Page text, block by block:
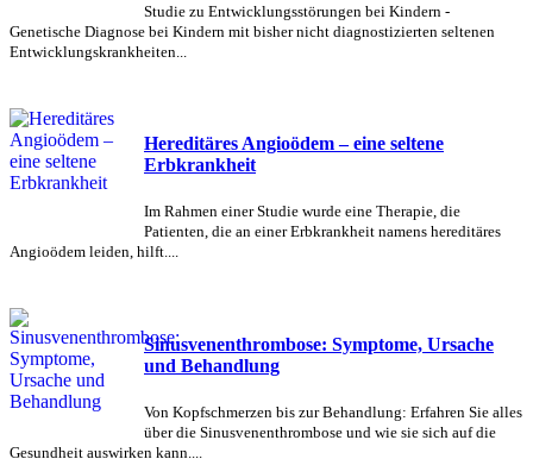
Studie zu Entwicklungsstörungen bei Kindern -
Genetische Diagnose bei Kindern mit bisher nicht diagnostizierten seltenen
Entwicklungskrankheiten...
Hereditäres Angioödem – eine seltene
Erbkrankheit
Im Rahmen einer Studie wurde eine Therapie, die
Patienten, die an einer Erbkrankheit namens hereditäres
Angioödem leiden, hilft....
Sinusvenenthrombose: Symptome, Ursache
und Behandlung
Von Kopfschmerzen bis zur Behandlung: Erfahren Sie alles
über die Sinusvenenthrombose und wie sie sich auf die
Gesundheit auswirken kann....